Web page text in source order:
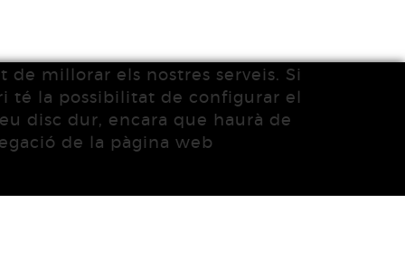
millorar els nostres serveis. Si
té la possibilitat de configurar el
disc dur, encara que haurà de
de la pàgina web